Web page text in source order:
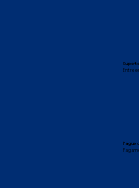
Entre
Pague